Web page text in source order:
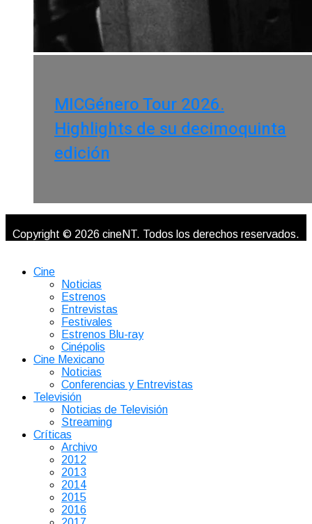
MICGénero Tour 2026.
Highlights de su decimoquinta
edición
Copyright © 2026 cineNT. Todos los derechos reservados.
Cine
Noticias
Estrenos
Entrevistas
Festivales
Estrenos Blu-ray
Cinépolis
Cine Mexicano
Noticias
Conferencias y Entrevistas
Televisión
Noticias de Televisión
Streaming
Críticas
Archivo
2012
2013
2014
2015
2016